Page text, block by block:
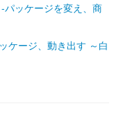
ッケージを変え、商
ケージ、動き出す ～白